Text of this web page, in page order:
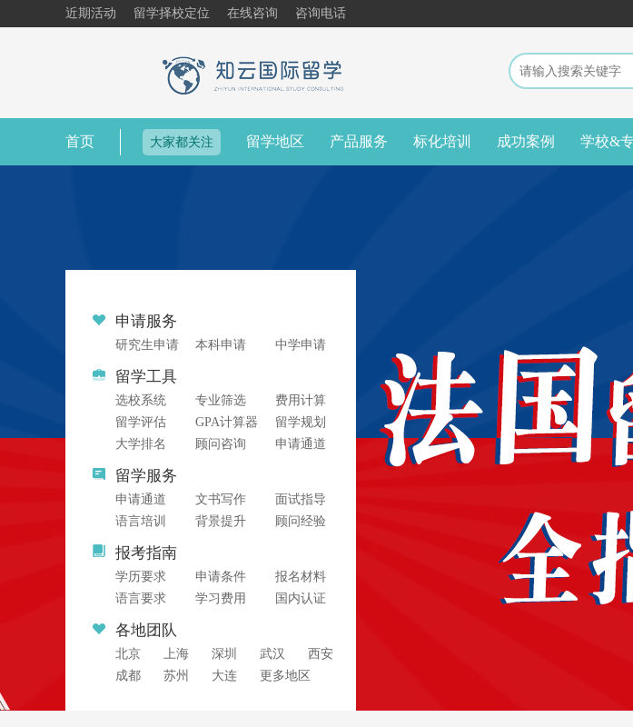
近期活动 留学择校定位 在线咨询 咨询电话
首页 大家都关注 留学地区 产品服务 标化培训 成功案例 学校&
申请服务
研究生申请 本科申请 中学申请
留学工具
选校系统 专业筛选
费用计算
留学评估
GPA计算器
留学规划
大学排名
顾问咨询 申请通道
留学服务
申请通道 文书写作
面试指导
语言培训
背景提升 顾问经验
报考指南
学历要求 申请条件
报名材料
语言要求
学习费用 国内认证
各地团队
北京 上海 深圳 武汉
西安
成都
苏州 大连 更多地区